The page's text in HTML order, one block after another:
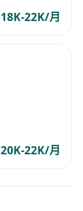
22K/月
22K/月